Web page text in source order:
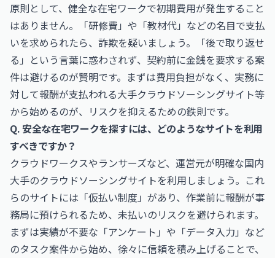
原則として、健全な在宅ワークで初期費用が発生すること
はありません。「研修費」や「教材代」などの名目で支払
いを求められたら、詐欺を疑いましょう。「後で取り返せ
る」という言葉に惑わされず、契約前に金銭を要求する案
件は避けるのが賢明です。まずは費用負担がなく、実務に
対して報酬が支払われる大手クラウドソーシングサイト等
から始めるのが、リスクを抑えるための鉄則です。
Q. 安全な在宅ワークを探すには、どのようなサイトを利用
すべきですか？
クラウドワークスやランサーズなど、運営元が明確な国内
大手のクラウドソーシングサイトを利用しましょう。これ
らのサイトには「仮払い制度」があり、作業前に報酬が事
務局に預けられるため、未払いのリスクを避けられます。
まずは実績が不要な「アンケート」や「データ入力」など
のタスク案件から始め、徐々に信頼を積み上げることで、